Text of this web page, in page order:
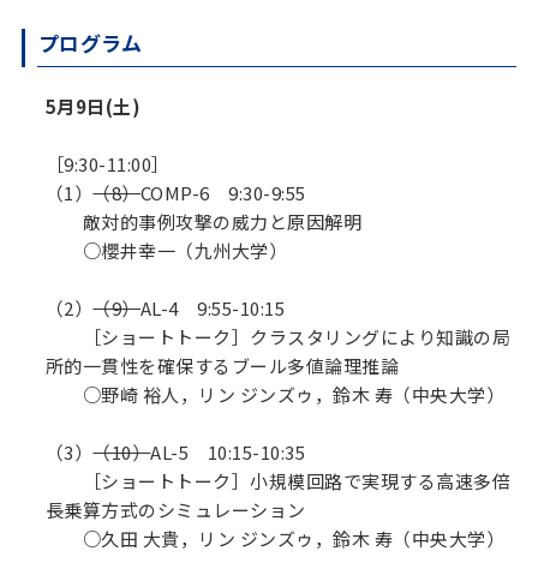
プログラム
5月9日(土)
［9:30-11:00］
（1）（8）COMP-6 9:30-9:55
敵対的事例攻撃の威力と原因解明
○櫻井幸一（九州大学）
（2）（9）AL-4 9:55-10:15
［ショートトーク］クラスタリングにより知識の局
所的一貫性を確保するブール多値論理推論
○野崎 裕人，リン ジンズゥ，鈴木 寿（中央大学）
（3）（10）AL-5 10:15-10:35
［ショートトーク］小規模回路で実現する高速多倍
長乗算方式のシミュレーション
○久田 大貴，リン ジンズゥ，鈴木 寿（中央大学）